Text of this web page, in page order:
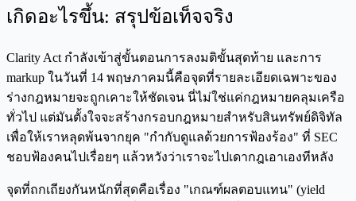
เกิดอะไรขึ้น: สรุปข้อเท็จจริง
Clarity Act กำลังเข้าสู่ขั้นตอนการลงมติขั้นสุดท้าย และการ
markup ในวันที่ 14 พฤษภาคมนี้คือจุดที่รายละเอียดเฉพาะของ
ร่างกฎหมายจะถูกเคาะให้ชัดเจน นี่ไม่ใช่แค่กฎหมายคลุมเครือ
ทั่วไป แต่มันตั้งใจจะสร้างกรอบกฎหมายสำหรับสินทรัพย์ดิจิทัล
เพื่อให้เราหลุดพ้นจากยุค "กำกับดูแลด้วยการฟ้องร้อง" ที่ SEC
ชอบฟ้องคนไปเรื่อยๆ แล้วหวังว่าเราจะไปเดากฎเอาเองทีหลัง
จุดที่ถกเถียงกันหนักที่สุดคือเรื่อง "เกณฑ์ผลตอบแทน" (yield